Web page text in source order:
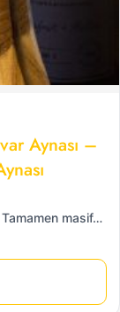
Aynası –
masif…